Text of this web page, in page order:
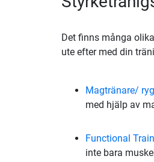
Det finns många
ute efter med din
Magtränare/
med hjälp av
Functional
inte bara